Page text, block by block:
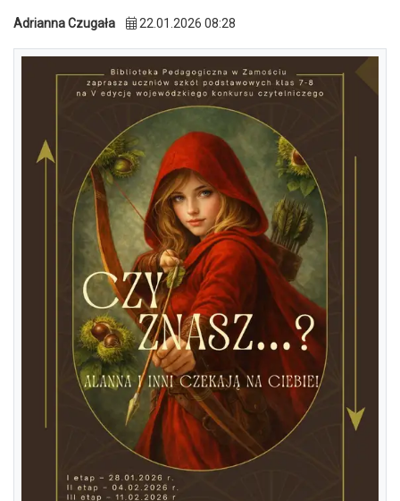
Adrianna Czugała 22.01.2026 08:28